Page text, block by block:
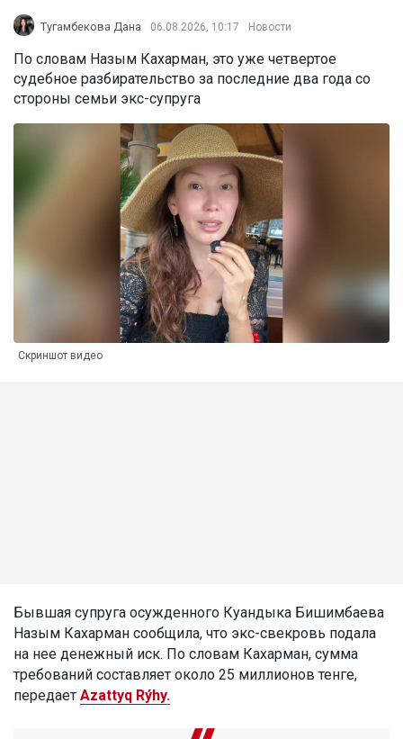
Тугамбекова Дана 06.08.2026, 10:17 Новости
По словам Назым Кахарман, это уже четвертое
судебное разбирательство за последние два года со
стороны семьи экс-супруга
Скриншот видео
Бывшая супруга осужденного Куандыка Бишимбаева
Назым Кахарман сообщила, что экс-свекровь подала
на нее денежный иск. По словам Кахарман, сумма
требований составляет около 25 миллионов тенге,
передает Azattyq Rýhy.